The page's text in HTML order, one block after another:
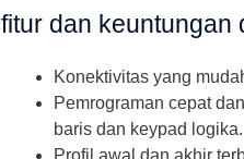
fitur dan keuntungan
Konektivitas yang
Pemrograman cepat
baris dan keypad logika.
Profil awal dan akhir